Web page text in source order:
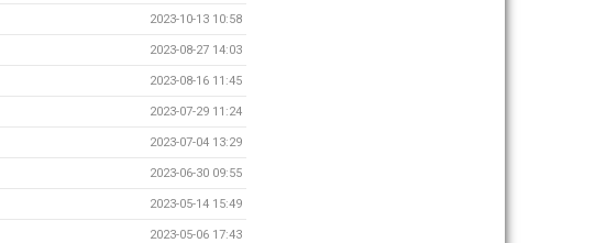
2023-10-13 10:58
2023-08-27 14:03
2023-08-16 11:45
2023-07-29 11:24
2023-07-04 13:29
2023-06-30 09:55
2023-05-14 15:49
2023-05-06 17:43